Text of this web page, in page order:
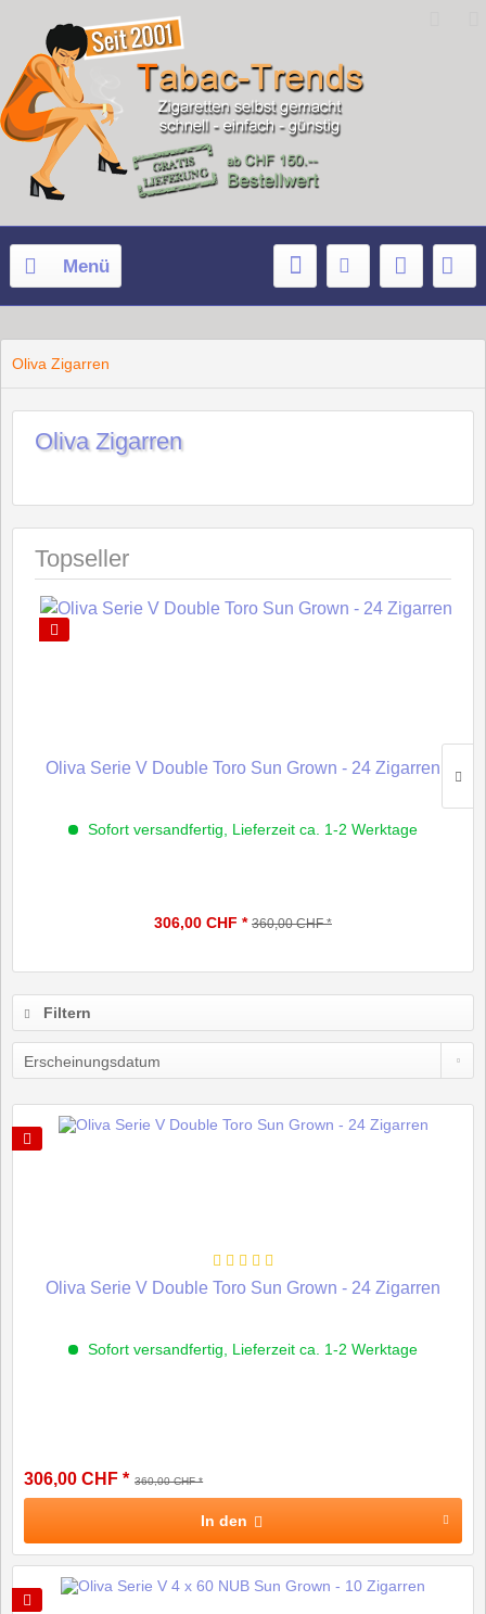
Menü
Oliva Zigarren
Oliva Zigarren
Topseller
Oliva Serie V Double Toro Sun Grown - 24 Zigarren
Sofort versandfertig, Lieferzeit ca. 1-2 Werktage
306,00 CHF * 360,00 CHF *
Filtern
Oliva Serie V Double Toro Sun Grown - 24 Zigarren
Sofort versandfertig, Lieferzeit ca. 1-2 Werktage
360,00 CHF *
306,00 CHF *
In den